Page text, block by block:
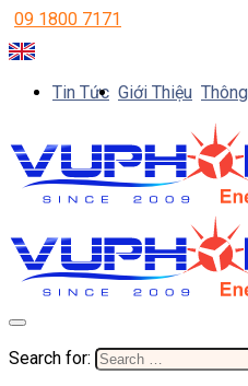
09 1800 7171
Tin Tức Giới Thiệu
Search for: